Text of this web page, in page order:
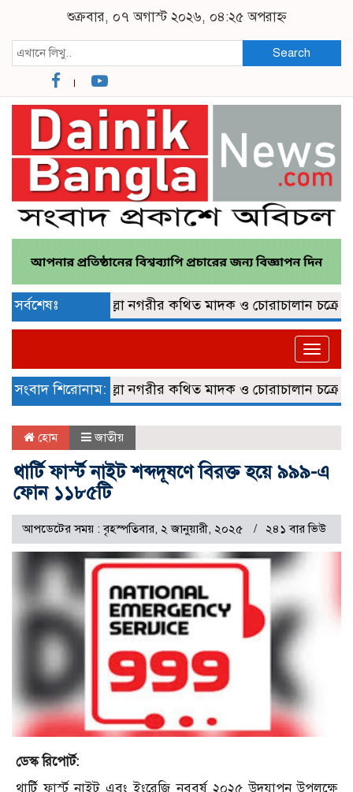
শুক্রবার, ০৭ অগাস্ট ২০২৬, ০৪:২৫ অপরাহ্ন
Search
সর্বশেষঃ
জব্দ কুমিল্লা নগরীর কথিত মাদক ও চোরাচালান চক্রের
Toggle
সংবাদ শিরোনাম:
জব্দ কুমিল্লা নগরীর কথিত মাদক ও চোরাচালান চক্রের
হোম জাতীয়
থার্টি ফার্স্ট নাইট শব্দদূষণে বিরক্ত হয়ে ৯৯৯-এ
ফোন ১১৮৫টি
আপডেটের সময় : বৃহস্পতিবার, ২ জানুয়ারী, ২০২৫ ২৪১ বার ভিউ
ডেস্ক রিপোর্ট:
থার্টি ফার্স্ট নাইট এবং ইংরেজি নববর্ষ ২০২৫ উদযাপন উপলক্ষে